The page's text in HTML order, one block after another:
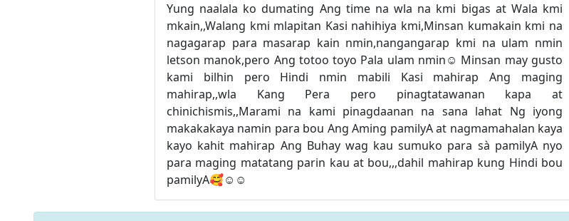
Yung naalala ko dumating Ang time na wla na kmi bigas at Wala kmi
mkain,,Walang kmi mlapitan Kasi nahihiya kmi,Minsan kumakain kmi na
nagagarap para masarap kain nmin,nangangarap kmi na ulam nmin
letson manok,pero Ang totoo toyo Pala ulam nmin☺️ Minsan may gusto
kami bilhin pero Hindi nmin mabili Kasi mahirap Ang maging
mahirap,,wla Kang Pera pero pinagtatawanan kapa at
chinichismis,,Marami na kami pinagdaanan na sana lahat Ng iyong
makakakaya namin para bou Ang Aming pamilyA at nagmamahalan kaya
kayo kahit mahirap Ang Buhay wag kau sumuko para sà pamilyA nyo
para maging matatang parin kau at bou,,,dahil mahirap kung Hindi bou
pamilyA🥰☺️☺️